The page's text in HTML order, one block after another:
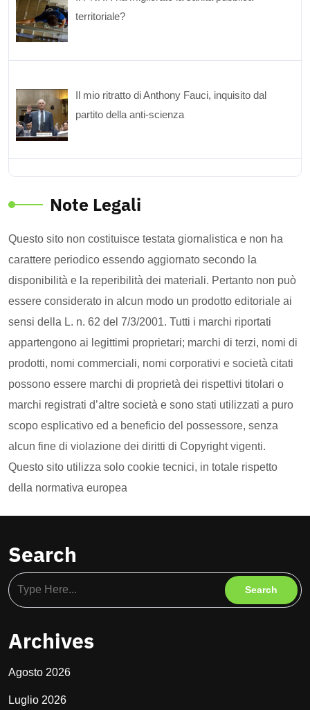
territoriale?
Il mio ritratto di Anthony Fauci, inquisito dal
partito della anti-scienza
Note Legali
Questo sito non costituisce testata giornalistica e non ha
carattere periodico essendo aggiornato secondo la
disponibilità e la reperibilità dei materiali. Pertanto non può
essere considerato in alcun modo un prodotto editoriale ai
sensi della L. n. 62 del 7/3/2001. Tutti i marchi riportati
appartengono ai legittimi proprietari; marchi di terzi, nomi di
prodotti, nomi commerciali, nomi corporativi e società citati
possono essere marchi di proprietà dei rispettivi titolari o
marchi registrati d’altre società e sono stati utilizzati a puro
scopo esplicativo ed a beneficio del possessore, senza
alcun fine di violazione dei diritti di Copyright vigenti.
Questo sito utilizza solo cookie tecnici, in totale rispetto
della normativa europea
Search
Archives
Agosto 2026
Luglio 2026